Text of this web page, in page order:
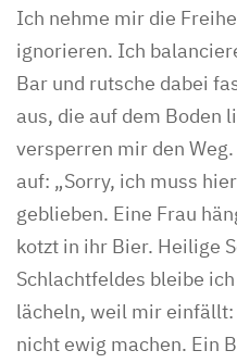
Ich nehme mir die
ignorieren. Ich
Bar und rutsche dabei
aus, die auf dem Boden
versperren mir den
auf: „Sorry, ich muss
geblieben. Eine Frau
kotzt in ihr Bier. Heilige
Schlachtfeldes bleibe
lächeln, weil mir
nicht ewig machen. Ein